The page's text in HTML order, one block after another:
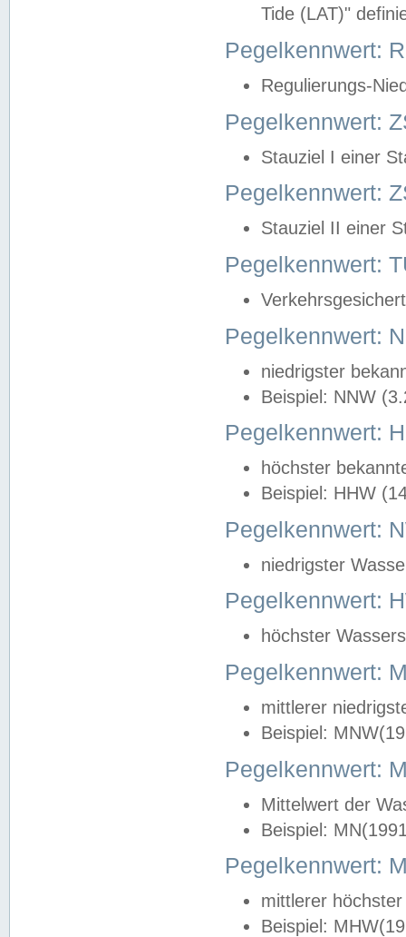
Tide (LAT)"
Pegelkennwert:
Regulierungs-
Pegelkennwert:
Stauziel I einer
Pegelkennwert:
Stauziel II einer
Pegelkennwert:
Pegelkennwert:
niedrigster
Beispiel: NNW
Pegelkennwert:
höchster
Beispiel: HHW
Pegelkennwert:
niedrigster
Pegelkennwert:
höchster
Pegelkennwert:
mittlerer
Beispiel:
Pegelkennwert:
Mittelwert der
Beispiel:
Pegelkennwert:
mittlerer
Beispiel: